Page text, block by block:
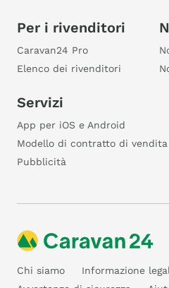
Per i rivenditori
Caravan24 Pro
Elenco dei rivenditori
Servizi
App per iOS e Android
Modello di contratto di vendita
Pubblicità
Chi siamo Informazione